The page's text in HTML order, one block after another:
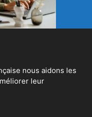
nous aidons les
leur